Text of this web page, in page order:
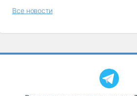
Все новости